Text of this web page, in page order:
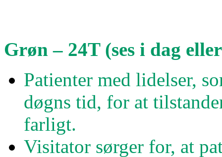
Grøn – 24T (ses i dag
Patienter med lidelser,
døgns tid, for at
farligt.
Visitator sørger for, at